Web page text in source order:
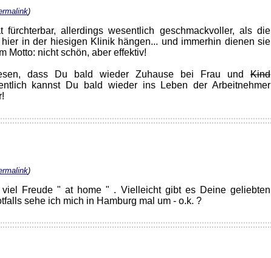
)
allerdings wesentlich geschmackvoller, als die
hier in der hiesigen Klinik hängen... und immerhin dienen sie
Motto: nicht schön, aber effektiv!
dass Du bald wieder Zuhause bei Frau und Kind
kannst Du bald wieder ins Leben der Arbeitnehmer
)
Freude " at home " . Vielleicht gibt es Deine geliebten
sehe ich mich in Hamburg mal um - o.k. ?